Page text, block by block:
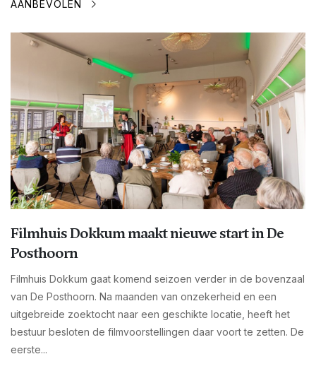
AANBEVOLEN
Filmhuis Dokkum maakt nieuwe start in De
Posthoorn
Filmhuis Dokkum gaat komend seizoen verder in de bovenzaal
van De Posthoorn. Na maanden van onzekerheid en een
uitgebreide zoektocht naar een geschikte locatie, heeft het
bestuur besloten de filmvoorstellingen daar voort te zetten. De
eerste...